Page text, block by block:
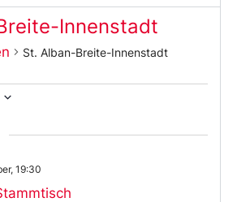
Innenstadt
St. Alban-Breite-Innenstadt
19:30